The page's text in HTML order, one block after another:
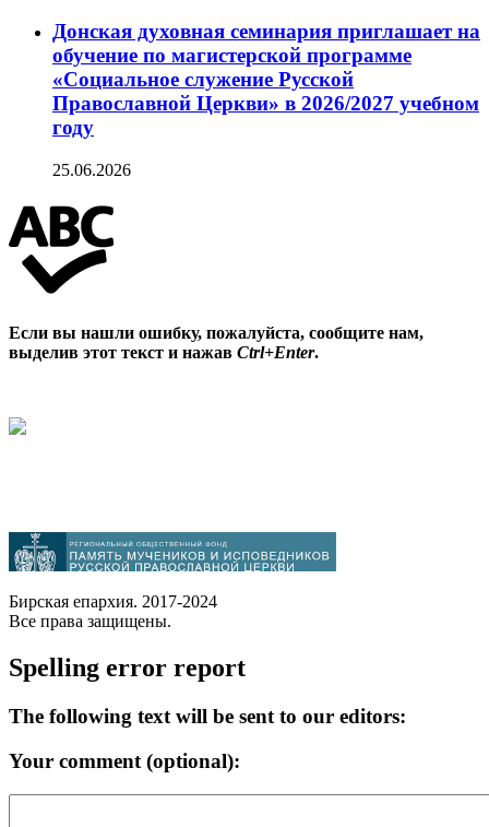
Донская духовная семинария приглашает на
обучение по магистерской программе
«Социальное служение Русской
Православной Церкви» в 2026/2027 учебном
году
25.06.2026
Если вы нашли ошибку, пожалуйста, сообщите нам,
выделив этот текст и нажав Ctrl+Enter.
Бирская епархия. 2017-2024
Все права защищены.
Spelling error report
The following text will be sent to our editors:
Your comment (optional):